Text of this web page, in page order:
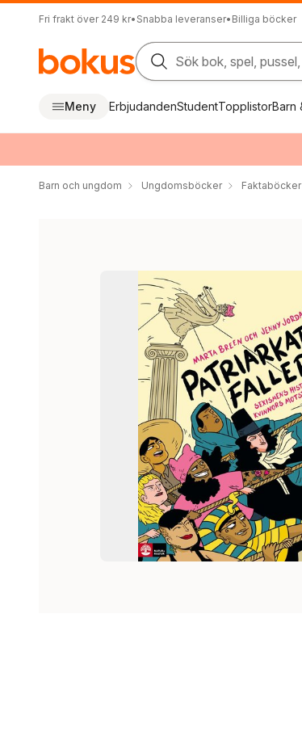
Fri frakt över 249 kr• Snabba leveranser• Billiga böcker
Sök bok, spel,
Meny ErbjudandenStudentTopplistorBarn
Barn och ungdom Ungdomsböcker Faktaböcker